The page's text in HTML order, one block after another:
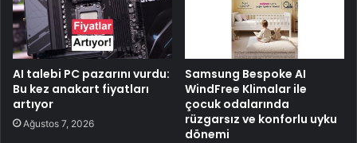
AI talebi PC pazarını vurdu:
Bu kez anakart fiyatları
artıyor
Ağustos 7, 2026
Samsung Bespoke AI
WindFree Klimalar ile
çocuk odalarında
rüzgarsız ve konforlu uyku
dönemi